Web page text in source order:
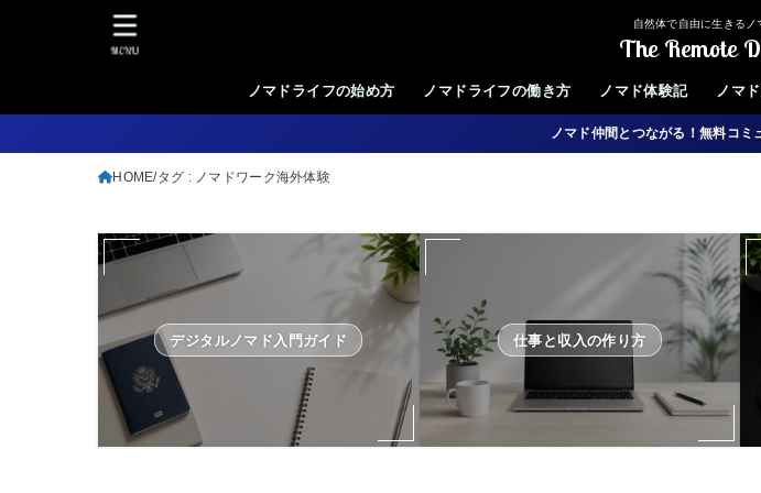
自然体で自由に生きるノ
The Remote
ノマドライフの始め方 ノマドライフの働き方 ノマド体験記 ノマ
MENU
ノマド仲間とつながる！無料コミ
HOME タグ : ノマドワーク海外体験
デジタルノマド入門ガイド 仕事と収入の作り方